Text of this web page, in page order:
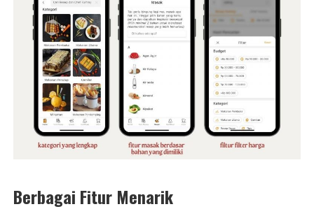
Berbagai Fitur Menarik